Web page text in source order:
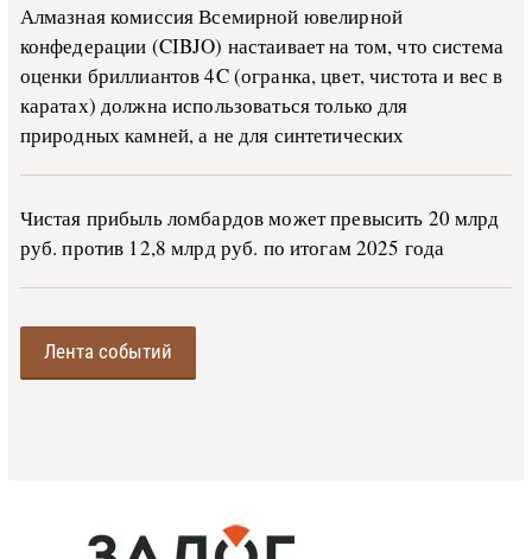
Алмазная комиссия Всемирной ювелирной
конфедерации (CIBJO) настаивает на том, что система
оценки бриллиантов 4C (огранка, цвет, чистота и вес в
каратах) должна использоваться только для
природных камней, а не для синтетических
Чистая прибыль ломбардов может превысить 20 млрд
руб. против 12,8 млрд руб. по итогам 2025 года
Лента событий